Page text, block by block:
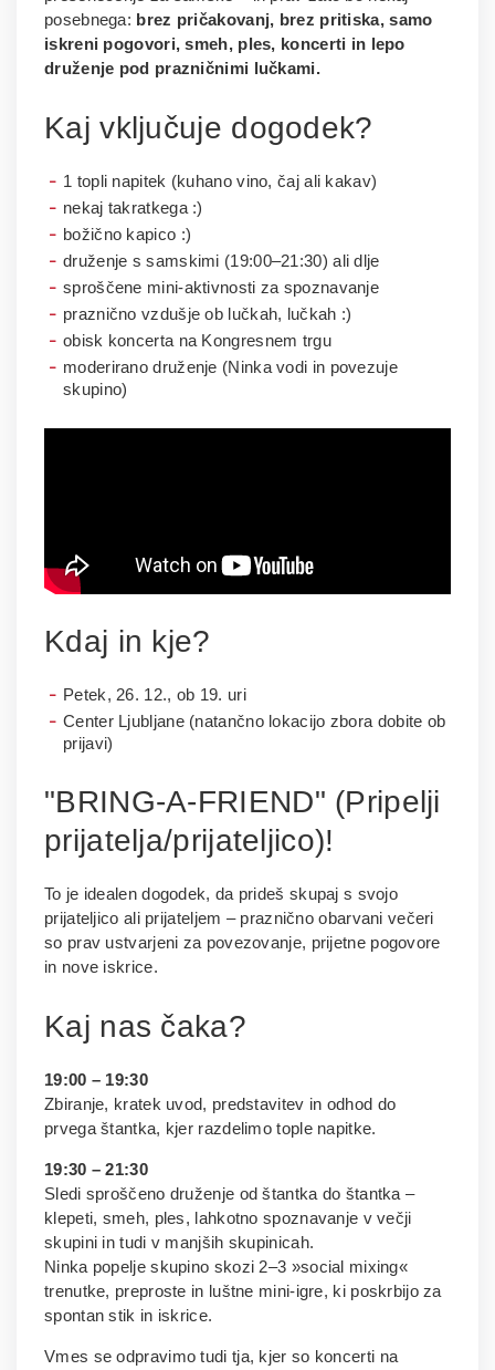
posebnega: brez pričakovanj, brez pritiska, samo
iskreni pogovori, smeh, ples, koncerti in lepo
druženje pod prazničnimi lučkami.
Kaj vključuje dogodek?
1 topli napitek (kuhano vino, čaj ali kakav)
nekaj takratkega :)
božično kapico :)
druženje s samskimi (19:00–21:30) ali dlje
sproščene mini-aktivnosti za spoznavanje
praznično vzdušje ob lučkah, lučkah :)
obisk koncerta na Kongresnem trgu
moderirano druženje (Ninka vodi in povezuje
skupino)
Kdaj in kje?
Petek, 26. 12., ob 19. uri
Center Ljubljane (natančno lokacijo zbora dobite ob
prijavi)
"BRING-A-FRIEND" (Pripelji
prijatelja/prijateljico)!
To je idealen dogodek, da prideš skupaj s svojo
prijateljico ali prijateljem – praznično obarvani večeri
so prav ustvarjeni za povezovanje, prijetne pogovore
in nove iskrice.
Kaj nas čaka?
19:00 – 19:30
Zbiranje, kratek uvod, predstavitev in odhod do
prvega štantka, kjer razdelimo tople napitke.
19:30 – 21:30
Sledi sproščeno druženje od štantka do štantka –
klepeti, smeh, ples, lahkotno spoznavanje v večji
skupini in tudi v manjših skupinicah.
Ninka popelje skupino skozi 2–3 »social mixing«
trenutke, preproste in luštne mini-igre, ki poskrbijo za
spontan stik in iskrice.
Vmes se odpravimo tudi tja, kjer so koncerti na